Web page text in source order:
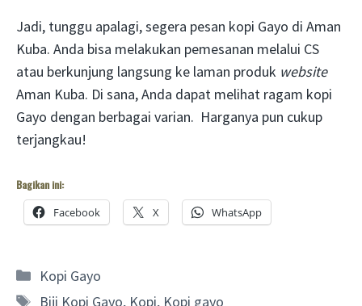
Jadi, tunggu apalagi, segera pesan kopi Gayo di Aman
Kuba. Anda bisa melakukan pemesanan melalui CS
atau berkunjung langsung ke laman produk website
Aman Kuba. Di sana, Anda dapat melihat ragam kopi
Gayo dengan berbagai varian. Harganya pun cukup
terjangkau!
Bagikan ini:
Facebook X WhatsApp
Categories
Kopi Gayo
Tags
Biji Kopi Gayo, Kopi, Kopi gayo